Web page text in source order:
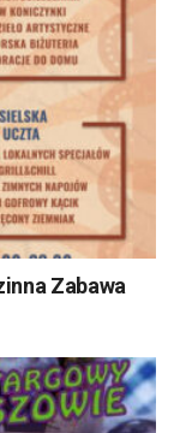
Zabawa